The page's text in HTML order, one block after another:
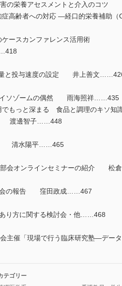
の栄養アセスメントと介入のコツ
症高齢者への対応 ―経口的栄養補
ースカンファレンス活用術
量と投与速度の設定 井上善文
イソゾームの偶然 雨海照祥……435
でもっと深まる 食品と調理のキソ知
2 渡邊智子……448
業 清水陽平……465
部会オンラインセミナーの紹介 松
会の報告 窪田政成……467
り方に関する検討会・他……468
主催「現場で行う臨床研究塾―デ
テゴリー